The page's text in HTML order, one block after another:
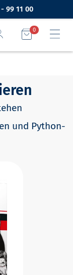
99 11 00
0
und Python-